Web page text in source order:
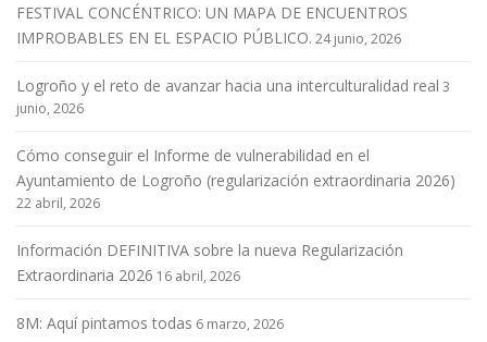
FESTIVAL CONCÉNTRICO: UN MAPA DE ENCUENTROS
IMPROBABLES EN EL ESPACIO PÚBLICO. 24 junio, 2026
Logroño y el reto de avanzar hacia una interculturalidad real 3
junio, 2026
Cómo conseguir el Informe de vulnerabilidad en el
Ayuntamiento de Logroño (regularización extraordinaria 2026)
22 abril, 2026
Información DEFINITIVA sobre la nueva Regularización
Extraordinaria 2026 16 abril, 2026
8M: Aquí pintamos todas 6 marzo, 2026